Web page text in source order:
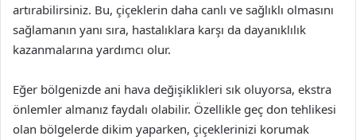
artırabilirsiniz. Bu, çiçeklerin daha canlı ve sağlıklı olmasını
sağlamanın yanı sıra, hastalıklara karşı da dayanıklılık
kazanmalarına yardımcı olur.
Eğer bölgenizde ani hava değişiklikleri sık oluyorsa, ekstra
önlemler almanız faydalı olabilir. Özellikle geç don tehlikesi
olan bölgelerde dikim yaparken, çiçeklerinizi korumak